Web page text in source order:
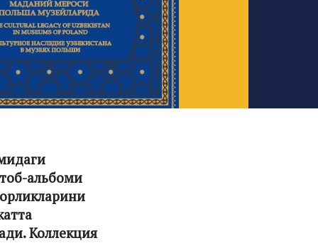
альбоми
Коллекция